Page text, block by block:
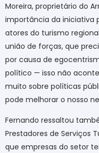
Moreira, proprietário do
importância da iniciativa
atores do turismo
união de forças, que
por causa de
político — isso não
muito sobre políticas
pode melhorar o nosso
Fernando ressaltou
Prestadores de Serviços
que empresas do setor